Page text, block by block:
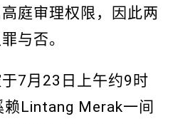
庭审理权限，因此两
与否。
7月23日上午约9时
Lintang Merak一间